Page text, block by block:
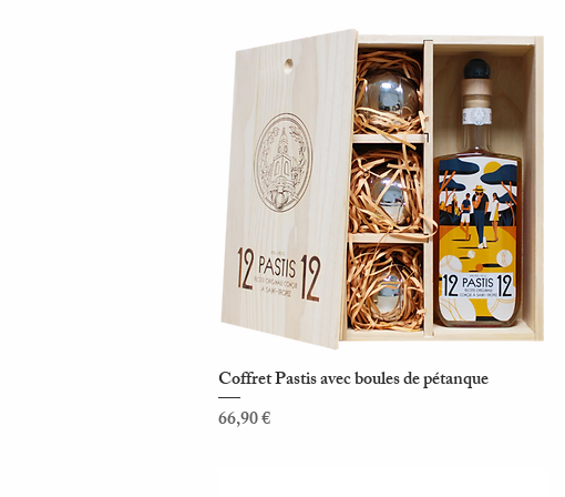
Aperçu rapide
Coffret Pastis avec boules de pétanque
Prix
66,90 €